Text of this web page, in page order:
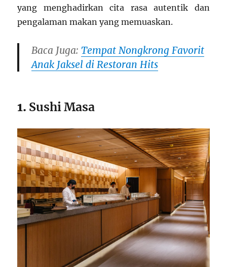
yang menghadirkan cita rasa autentik dan
pengalaman makan yang memuaskan.
Baca Juga:Tempat Nongkrong Favorit
Anak Jaksel di Restoran Hits
1. Sushi Masa